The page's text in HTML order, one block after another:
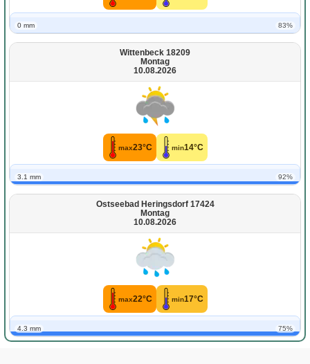
0 mm 83%
Wittenbeck 18209
Montag
10.08.2026
max23°C min14°C
3.1 mm 92%
Ostseebad Heringsdorf 17424
Montag
10.08.2026
max22°C min17°C
4.3 mm 75%